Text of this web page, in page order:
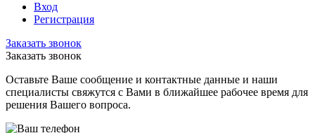
Вход
Регистрация
Заказать звонок
Заказать звонок
Оставьте Ваше сообщение и контактные данные и наши
специалисты свяжутся с Вами в ближайшее рабочее время для
решения Вашего вопроса.